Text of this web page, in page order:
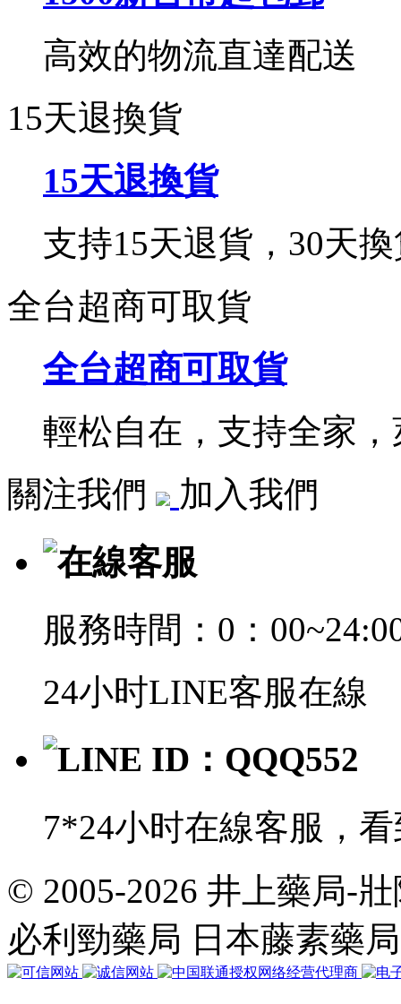
高效的物流直達配送
15天退換貨
15天退換貨
支持15天退貨，30天
全台超商可取貨
全台超商可取貨
輕松自在，支持全家
關注我們
加入我們
在線客服
服務時間：0：
24小时LINE客服在線
LINE ID：QQQ552
7*24小时在線客服，
共
行
37
個
查
© 2005-2026 井上藥局-
必利勁藥局 日本藤素藥